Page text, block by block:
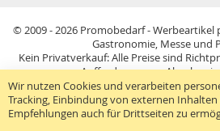
© 2009 - 2026 Promobedarf -
Gastronomie, Messe und
Kein Privatverkauf: Alle Preise sind
Aufforderung zur Abgabe
Sie richten sich nur an gewerblichen
Preisangabenverordnung und verstehen
Sticks: Tagespreise ggf. zzgl.
Wir nutzen Cookies und verarbeiten
Tracking, Einbindung von externen
Empfehlungen auch für Drittseiten zu